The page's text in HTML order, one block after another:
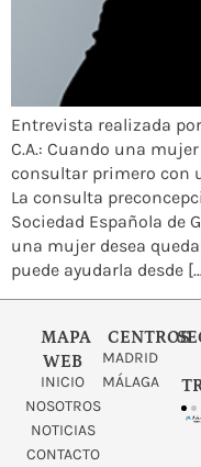
Entrevista realizada
C.A.: Cuando una
consultar primero con
La consulta
Sociedad Española de
una mujer desea
puede ayudarla desde
MAPA
WEB
INICIO
NOSOTROS
NOTICIAS
CONTACTO
CENTROS
MADRID
MÁLAGA